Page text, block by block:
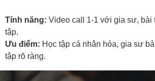
Tính năng: Video call 1-1 với gia sư, bài
tập.
Ưu điểm: Học tập cá nhân hóa, gia sư
tập rõ ràng.